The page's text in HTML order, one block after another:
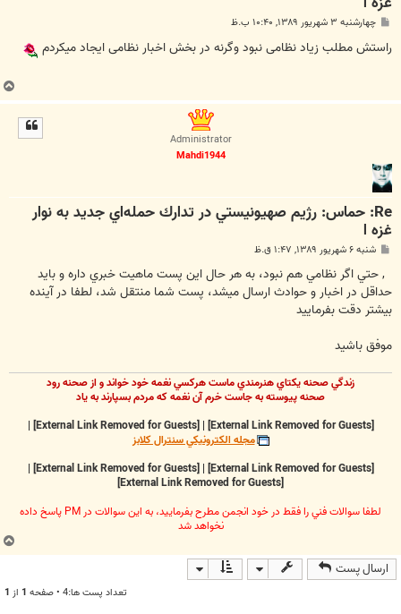
س
ت
چهارشنبه ۳ شهریور ۱۳۸۹, ۱۰:۴۰ ب.ظ
راستش مطلب زیاد نظامی نبود وگرنه در بخش اخبار نظامی ایجاد میکردم
Administrator
Mahdi1944
Re: حماس: رژيم صهيونيستي در تدارك حمله‌اي جديد به نوار
غزه ا
ت
شنبه ۶ شهریور ۱۳۸۹, ۱:۴۷ ق.ظ
, حتي اگر نظامي هم نبود، به هر حال اين پست ماهيت خبري داره و بايد
حداقل در اخبار و حوادث ارسال ميشد، پست شما منتقل شد، لطفا در آينده
بيشتر دقت بفرماييد
موفق باشيد
زندگي صحنه يکتاي هنرمندي ماست هرکسي نغمه خود خواند و از صحنه رود
صحنه پيوسته به جاست خرم آن نغمه که مردم بسپارند به ياد
[External Link Removed for Guests]
|
[External Link Removed for Guests]
|
مجله الکترونيکي سنترال کلابز
[External Link Removed for Guests]
|
[External Link Removed for Guests]
|
[External Link Removed for Guests]
لطفا سوالات فني را فقط در خود انجمن مطرح بفرماييد، به اين سوالات در PM پاسخ داده
نخواهد شد
ارسال پست
تعداد پست ها:4 • صفحه 1 از 1